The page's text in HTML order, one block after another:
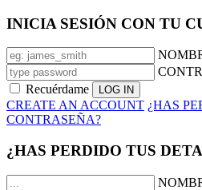
INICIA SESIÓN CON TU
Recuérdame
CREATE AN ACCOUNT ¿HAS
CONTRASEÑA?
¿HAS PERDIDO TUS